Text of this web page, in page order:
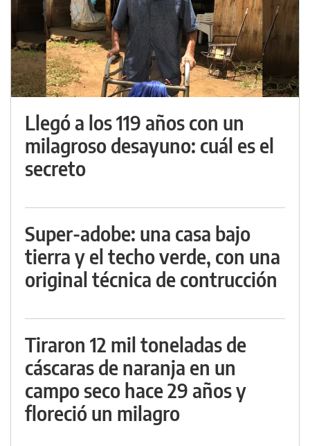
Llegó a los 119 años con un
milagroso desayuno: cuál es el
secreto
Super-adobe: una casa bajo
tierra y el techo verde, con una
original técnica de contrucción
Tiraron 12 mil toneladas de
cáscaras de naranja en un
campo seco hace 29 años y
floreció un milagro